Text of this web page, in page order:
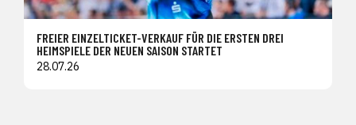
FREIER EINZELTICKET-VERKAUF FÜR DIE ERSTEN DREI
HEIMSPIELE DER NEUEN SAISON STARTET
28.07.26